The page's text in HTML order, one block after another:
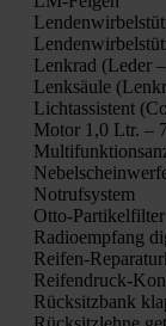
Lenk­rad (Leder
Lenk­säu­le
Licht­as­sis­tent
Motor 1,0 Ltr. –
Not­ruf­sys­tem
Otto-
Radio­emp­fang
Rei­fen-
Rei­fen­druck-
Rück­sitz­bank